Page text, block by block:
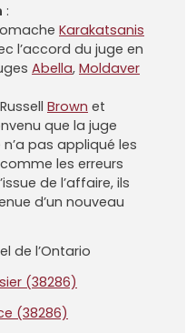
:
Karakatsanis
l’accord du juge en
Abella, Moldaver
Brown et
que la juge
pas appliqué les
les erreurs
de l’affaire, ils
d’un nouveau
de l’Ontario
(38286)
(38286)